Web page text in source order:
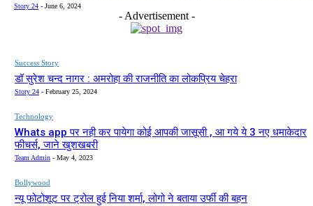
Story 24 - June 6, 2024
- Advertisement -
Success Story
डॉ सुरेश चन्द नागर : अमरोहा की राजनीति का लोकप्रिय चेहरा
Story 24 - February 25, 2024
Technology
Whats app पर नही कर पायेगा कोई आपकी जासूसी , आ गये ये 3 नए धमाकेदार
फीचर्स, जाने खुशखबरी
Team Admin - May 4, 2023
Bollywood
न्यू फोटोशूट पर ट्रोल हुई निया शर्मा, लोगो ने बताया उर्फी की बहन